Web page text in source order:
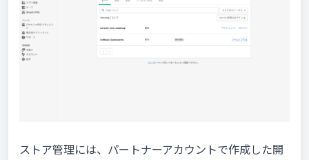
ストア管理には、パートナーアカウントで作成した開